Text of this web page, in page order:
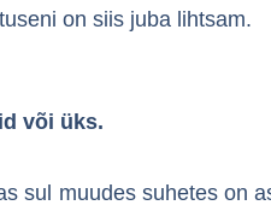
on siis juba lihtsam.
või üks.
sul muudes suhetes on